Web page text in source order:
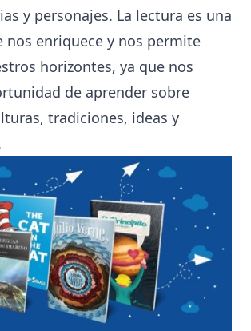
y personajes. La lectura es una
nos enriquece y nos permite
horizontes, ya que nos
de aprender sobre
tradiciones, ideas y